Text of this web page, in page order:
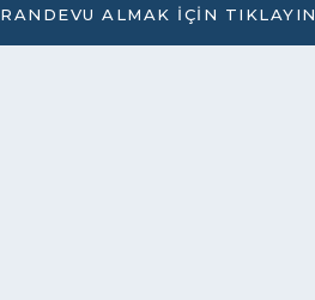
RANDEVU ALMAK İÇIN TIKLAYIN